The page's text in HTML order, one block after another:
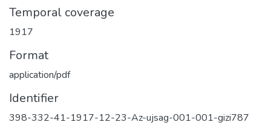
Temporal coverage
1917
Format
application/pdf
Identifier
398-332-41-1917-12-23-Az-ujsag-001-001-gizi787